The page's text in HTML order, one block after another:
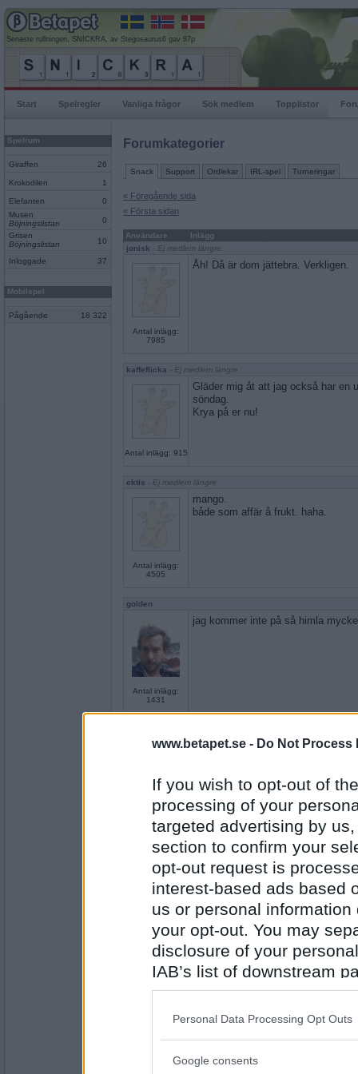
www.betapet.se - Do Not Process
If you wish to opt-out of
processing of your
targeted advertising by
section to confirm your
opt-out request is
interest-based ads based
us or personal
your opt-out. You may
disclosure of your
IAB’s list of downstream
also be disclosed by us
Downstream Participants
Please note that this
Personal Data Processing Opt Outs
Google consents
Senaste rullningen, SNICKRA, av Stegosaurus6 gav 87p
Start Spelregler Vanliga frågor Sök medlem Topplistor
Spelrum
Giraffen 26
Krokodilen 1
Elefanten
0
Musen
Böjningslistan
0
Grisen
Böjningslistan
10
Inloggade 37
Mobilspel
Pågående 18 322
Forumkategorier
Snack Support Ordlekar IRL-spel Turneringar
« Föregående sida
« Första sidan
Användare
Inlägg
jonisk - Ej medlem längre
Antal inlägg:
7985
Åh! Då är dom jättebra. Verkligen.
kaffeflicka - Ej medlem längre
Antal inlägg: 915
Gläder mig åt att jag också har en
söndag.
Krya på er nu!
ektis - Ej medlem längre
Antal inlägg:
4505
mango.
både som affär å frukt. haha.
golden
Antal inlägg:
1431
jag kommer inte på så himla
Antal inlägg:
7985
ektis har också ny fin bild :)
- Ej medlem längre
Antal inlägg:
: ) tack null.
bobo flux
Antal inlägg:
Mitt nya ideella uppdrag. Det är en
Dessutom kommer jag eventuellt
mina studier nu under våren. Som